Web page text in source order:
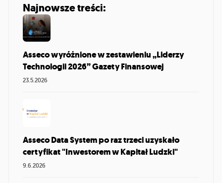
Najnowsze treści:
Asseco wyróżnione w zestawieniu „Liderzy
Technologii 2026” Gazety Finansowej
23.5.2026
Asseco Data System po raz trzeci uzyskało
certyfikat "Inwestorem w Kapitał Ludzki"
9.6.2026